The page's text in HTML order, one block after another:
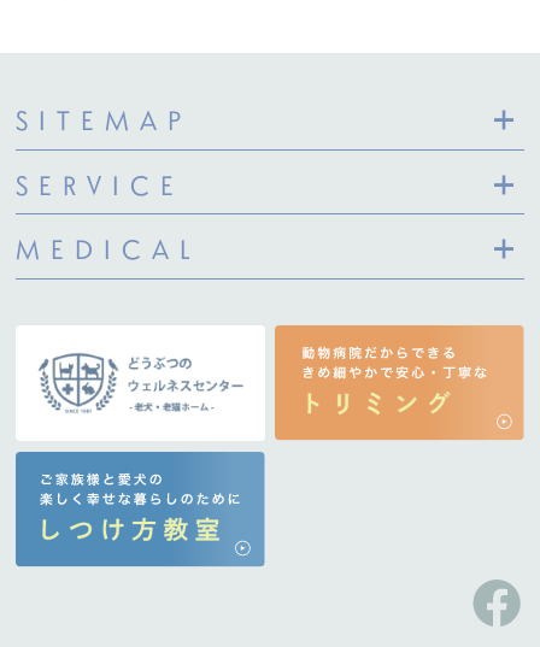
SITEMAP
SERVICE
MEDICAL